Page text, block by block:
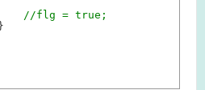
//flg = true;
}